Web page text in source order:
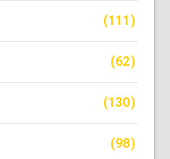
(111)
(62)
(130)
(98)